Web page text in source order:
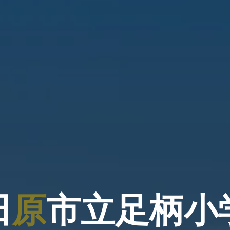
原市立足柄小